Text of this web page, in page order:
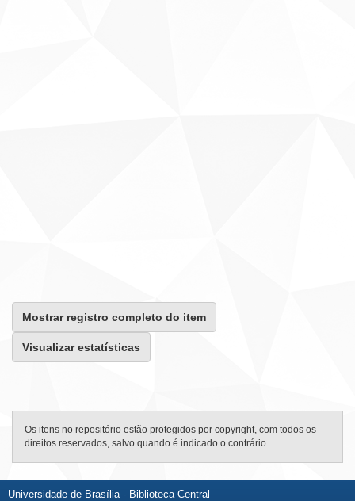
Mostrar registro completo do item
Visualizar estatísticas
Os itens no repositório estão protegidos por copyright, com todos os
direitos reservados, salvo quando é indicado o contrário.
Universidade de Brasília - Biblioteca Central